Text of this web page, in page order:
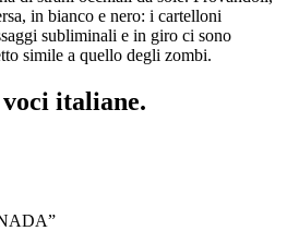
in bianco e nero: i cartelloni
subliminali e in giro ci sono
simile a quello degli zombi.
voci italiane.
”